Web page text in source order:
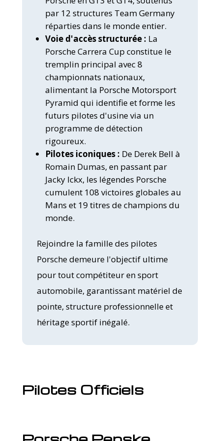
par 12 structures Team Germany
réparties dans le monde entier.
Voie d'accès structurée : La
Porsche Carrera Cup constitue le
tremplin principal avec 8
championnats nationaux,
alimentant la Porsche Motorsport
Pyramid qui identifie et forme les
futurs pilotes d'usine via un
programme de détection
rigoureux.
Pilotes iconiques : De Derek Bell à
Romain Dumas, en passant par
Jacky Ickx, les légendes Porsche
cumulent 108 victoires globales au
Mans et 19 titres de champions du
monde.
Rejoindre la famille des pilotes
Porsche demeure l'objectif ultime
pour tout compétiteur en sport
automobile, garantissant matériel de
pointe, structure professionnelle et
héritage sportif inégalé.
Pilotes Officiels